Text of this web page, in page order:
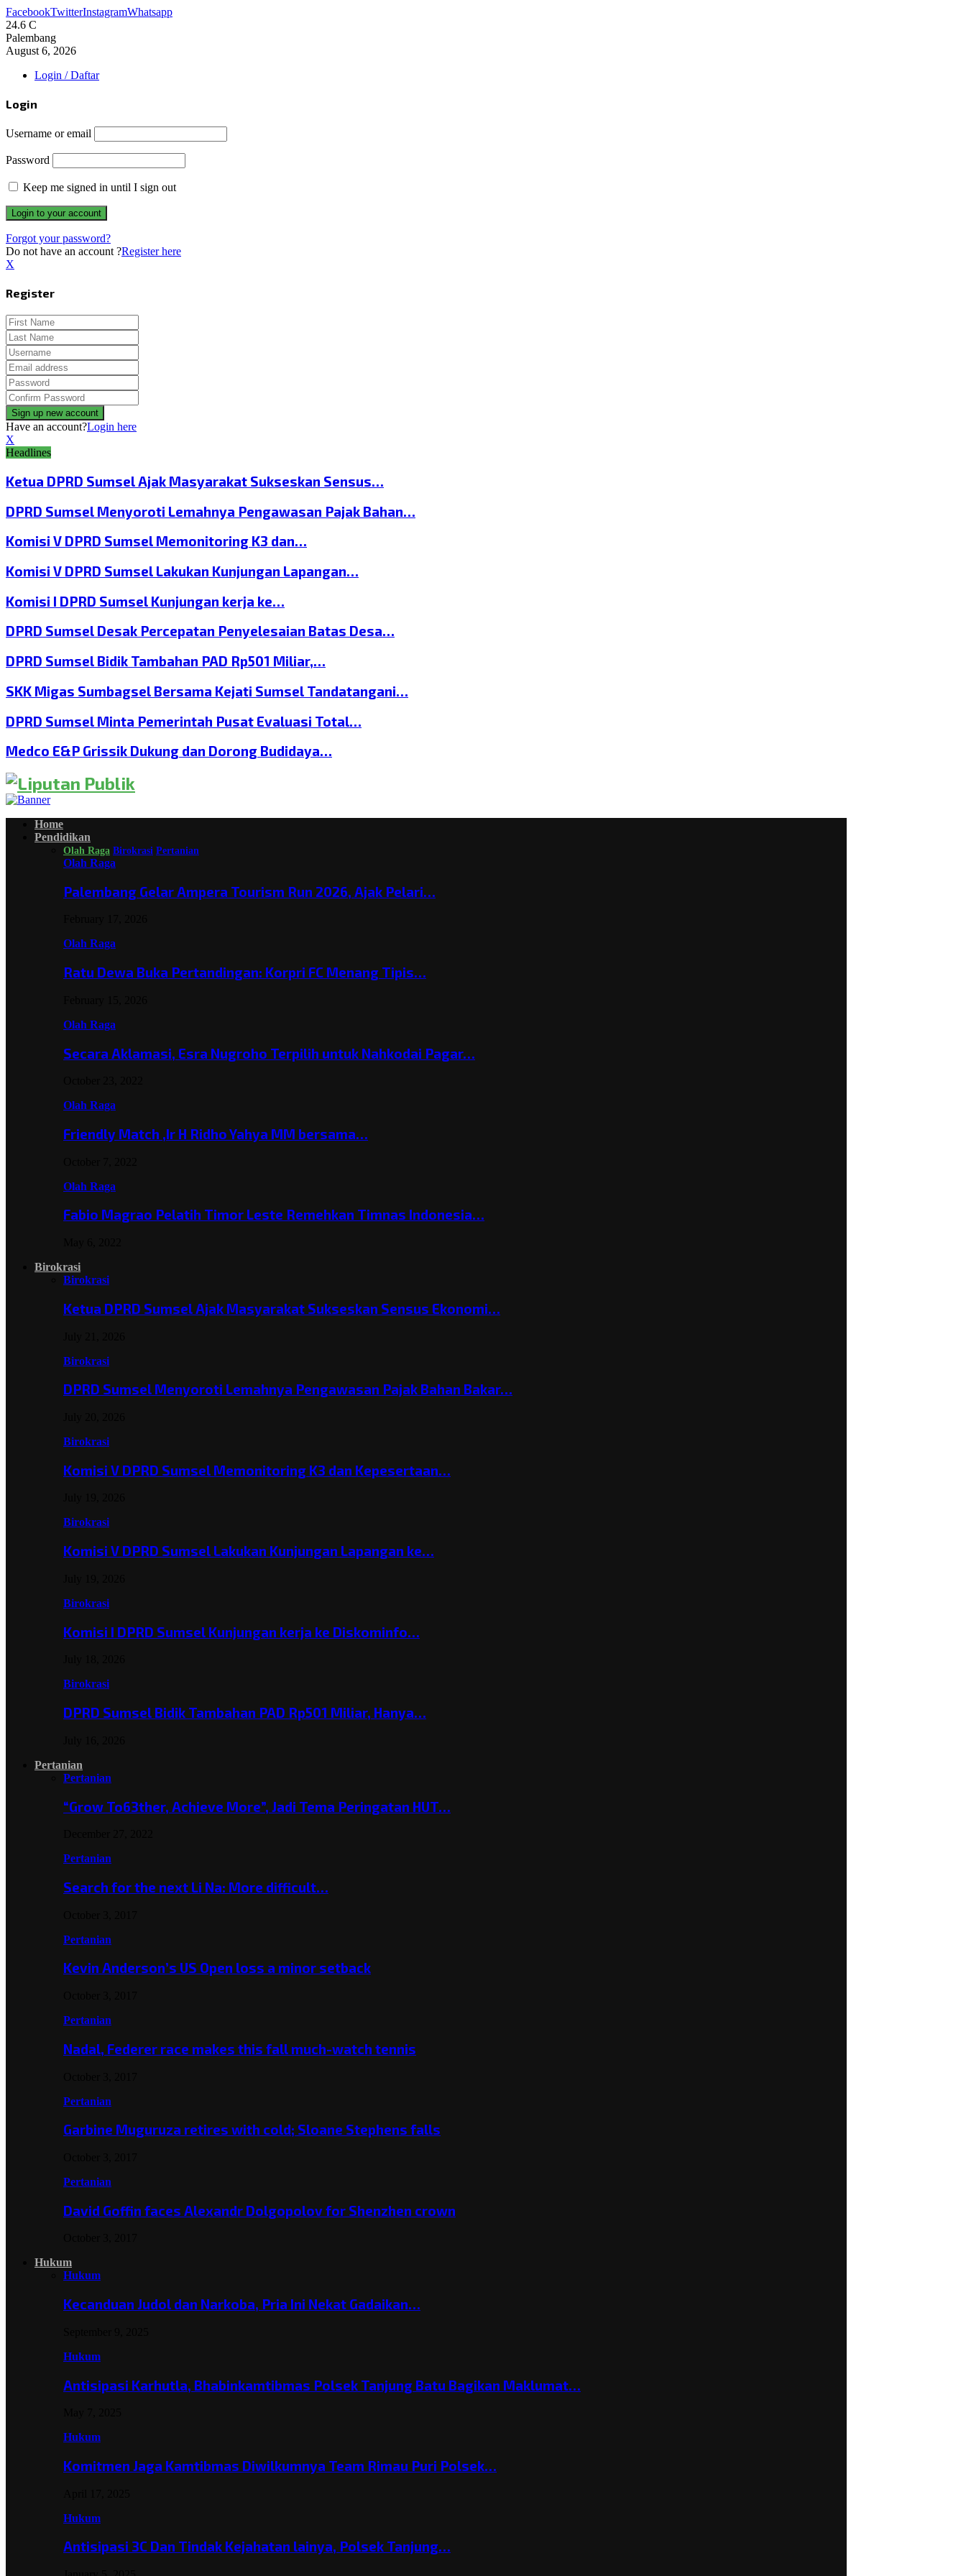
FacebookTwitterInstagramWhatsapp
24.6 C
Palembang
August 6, 2026
Login / Daftar
Login
Username or email
Password
Keep me signed in until I sign out
Forgot your password?
Do not have an account ?Register here
X
Register
Have an account?Login here
X
Headlines
Ketua DPRD Sumsel Ajak Masyarakat Sukseskan Sensus…
DPRD Sumsel Menyoroti Lemahnya Pengawasan Pajak Bahan…
Komisi V DPRD Sumsel Memonitoring K3 dan…
Komisi V DPRD Sumsel Lakukan Kunjungan Lapangan…
Komisi I DPRD Sumsel Kunjungan kerja ke…
DPRD Sumsel Desak Percepatan Penyelesaian Batas Desa…
DPRD Sumsel Bidik Tambahan PAD Rp501 Miliar,…
SKK Migas Sumbagsel Bersama Kejati Sumsel Tandatangani…
DPRD Sumsel Minta Pemerintah Pusat Evaluasi Total…
Medco E&P Grissik Dukung dan Dorong Budidaya…
Home
Pendidikan
Olah Raga Birokrasi Pertanian
Olah Raga
Palembang Gelar Ampera Tourism Run 2026, Ajak Pelari…
Olah Raga
Ratu Dewa Buka Pertandingan: Korpri FC Menang Tipis…
Olah Raga
Secara Aklamasi, Esra Nugroho Terpilih untuk Nahkodai Pagar…
Olah Raga
Friendly Match ,Ir H Ridho Yahya MM bersama…
Olah Raga
Fabio Magrao Pelatih Timor Leste Remehkan Timnas Indonesia…
Birokrasi
Birokrasi
Ketua DPRD Sumsel Ajak Masyarakat Sukseskan Sensus Ekonomi…
Birokrasi
DPRD Sumsel Menyoroti Lemahnya Pengawasan Pajak Bahan Bakar…
Birokrasi
Komisi V DPRD Sumsel Memonitoring K3 dan Kepesertaan…
Birokrasi
Komisi V DPRD Sumsel Lakukan Kunjungan Lapangan ke…
Birokrasi
Komisi I DPRD Sumsel Kunjungan kerja ke Diskominfo…
Birokrasi
DPRD Sumsel Bidik Tambahan PAD Rp501 Miliar, Hanya…
Pertanian
Pertanian
“Grow To63ther, Achieve More”, Jadi Tema Peringatan HUT…
Pertanian
Search for the next Li Na: More difficult…
Pertanian
Kevin Anderson’s US Open loss a minor setback
Pertanian
Nadal, Federer race makes this fall much-watch tennis
Pertanian
Garbine Muguruza retires with cold; Sloane Stephens falls
Pertanian
David Goffin faces Alexandr Dolgopolov for Shenzhen crown
Hukum
Hukum
Kecanduan Judol dan Narkoba, Pria Ini Nekat Gadaikan…
Hukum
Antisipasi Karhutla, Bhabinkamtibmas Polsek Tanjung Batu Bagikan Maklumat…
Hukum
Komitmen Jaga Kamtibmas Diwilkumnya Team Rimau Puri Polsek…
Hukum
Antisipasi 3C Dan Tindak Kejahatan lainya, Polsek Tanjung…